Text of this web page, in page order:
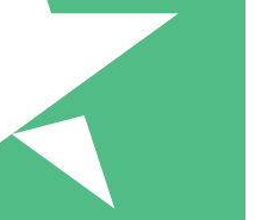
Credits. Keine
erforderlich.
00